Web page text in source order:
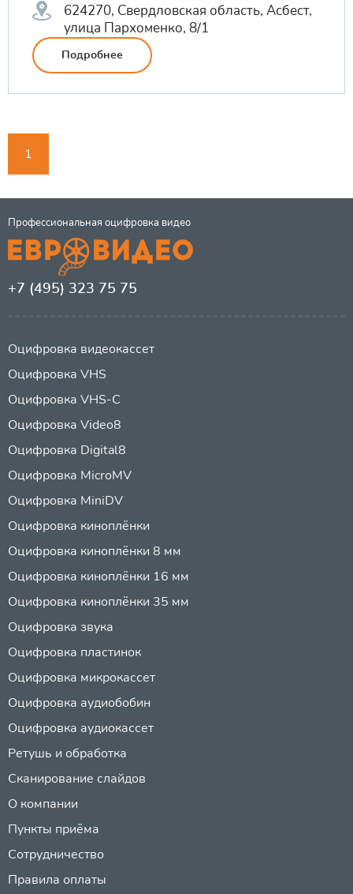
624270, Свердловская область, Асбест,
улица Пархоменко, 8/1
Подробнее
1
Профессиональная оцифровка видео
+7 (495) 323 75 75
Оцифровка видеокассет
Оцифровка VHS
Оцифровка VHS-C
Оцифровка Video8
Оцифровка Digital8
Оцифровка MicroMV
Оцифровка MiniDV
Оцифровка киноплёнки
Оцифровка киноплёнки 8 мм
Оцифровка киноплёнки 16 мм
Оцифровка киноплёнки 35 мм
Оцифровка звука
Оцифровка пластинок
Оцифровка микрокассет
Оцифровка аудиобобин
Оцифровка аудиокассет
Ретушь и обработка
Сканирование слайдов
О компании
Пункты приёма
Сотрудничество
Правила оплаты